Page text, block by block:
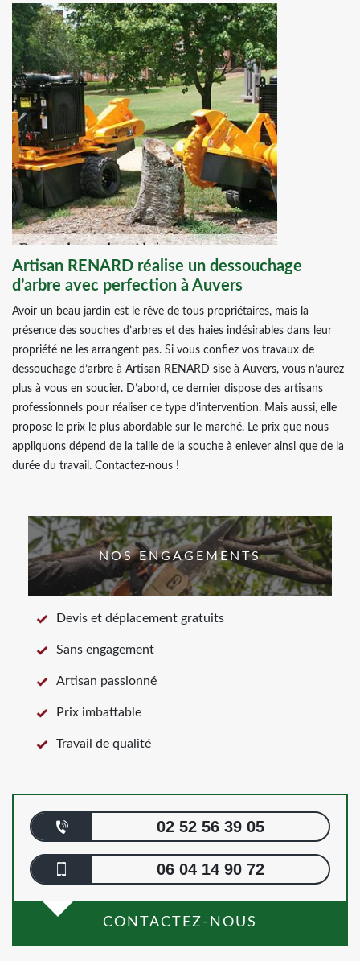
Artisan RENARD réalise un dessouchage
d’arbre avec perfection à Auvers
Avoir un beau jardin est le rêve de tous propriétaires, mais la
présence des souches d’arbres et des haies indésirables dans leur
propriété ne les arrangent pas. Si vous confiez vos travaux de
dessouchage d’arbre à Artisan RENARD sise à Auvers, vous n’aurez
plus à vous en soucier. D’abord, ce dernier dispose des artisans
professionnels pour réaliser ce type d’intervention. Mais aussi, elle
propose le prix le plus abordable sur le marché. Le prix que nous
appliquons dépend de la taille de la souche à enlever ainsi que de la
durée du travail. Contactez-nous !
NOS ENGAGEMENTS
Devis et déplacement gratuits
Sans engagement
Artisan passionné
Prix imbattable
Travail de qualité
02 52 56 39 05
06 04 14 90 72
CONTACTEZ-NOUS